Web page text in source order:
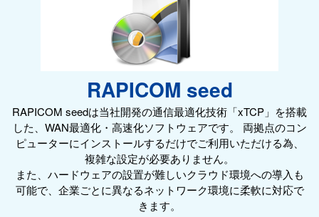
RAPICOM seed
RAPICOM seedは当社開発の通信最適化技術「xTCP」を搭載
した、WAN最適化・高速化ソフトウェアです。 両拠点のコン
ピューターにインストールするだけでご利用いただける為、
複雑な設定が必要ありません。
また、ハードウェアの設置が難しいクラウド環境への導入も
可能で、企業ごとに異なるネットワーク環境に柔軟に対応で
きます。